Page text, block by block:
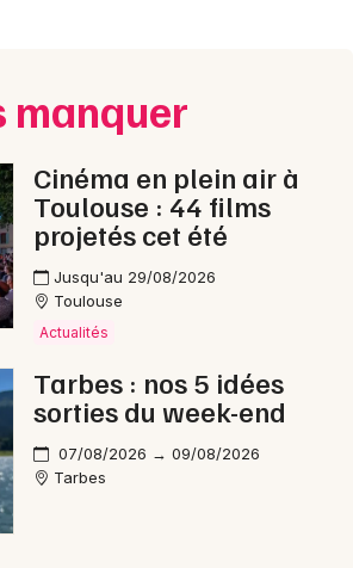
Hautes-Pyrénées
manquer
Cinéma en plein air à
Toulouse : 44 films
projetés cet été
Jusqu'au 29/08/2026
Toulouse
Actualités
Tarbes : nos 5 idées
sorties du week-end
07/08/2026 → 09/08/2026
Tarbes